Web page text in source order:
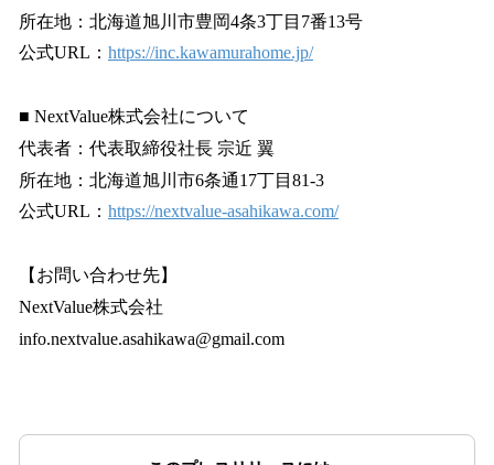
所在地：北海道旭川市豊岡4条3丁目7番13号
公式URL： https://inc.kawamurahome.jp/
■ NextValue株式会社について
代表者：代表取締役社長 宗近 翼
所在地：北海道旭川市6条通17丁目81-3
公式URL： https://nextvalue-asahikawa.com/
【お問い合わせ先】
NextValue株式会社
info.nextvalue.asahikawa@gmail.com